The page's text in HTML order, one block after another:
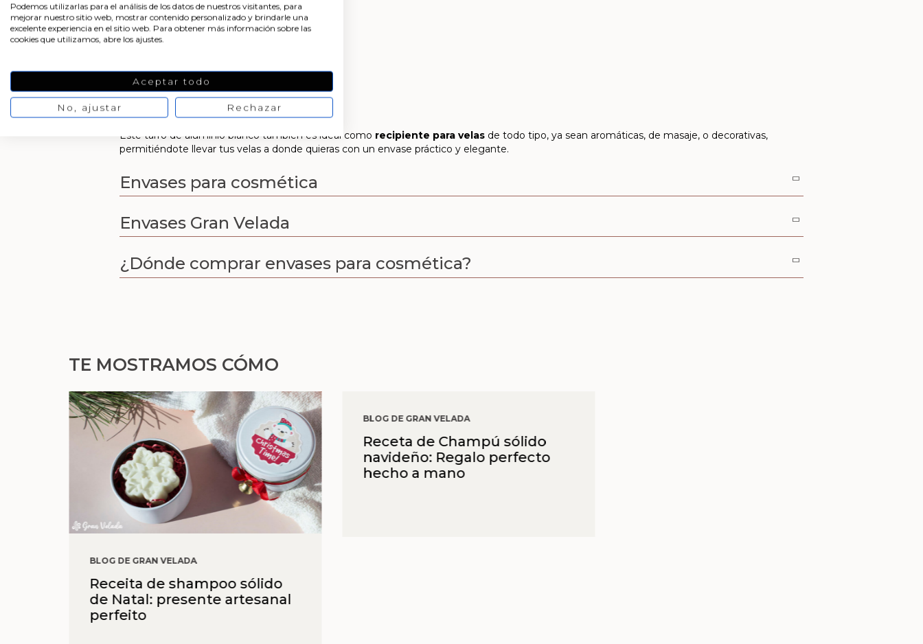
Exfoliante casero
Manteca hidratante
Champú sólido
Aceites corporales
Cremas hidratantes
Este tarro de aluminio blanco también es ideal como recipiente para velas de todo tipo, ya sean aromáticas, de masaje, o decorativas,
permitiéndote llevar tus velas a donde quieras con un envase práctico y elegante.
Envases para cosmética
Envases Gran Velada
¿Dónde comprar envases para cosmética?
TE MOSTRAMOS CÓMO
BLOG DE GRAN VELADA
Receita de shampoo sólido
de Natal: presente artesanal
perfeito
BLOG DE GRAN VELADA
Receta de Champú sólido
navideño: Regalo perfecto
hecho a mano
Podemos utilizarlas para el análisis de los datos de nuestros visitantes, para
mejorar nuestro sitio web, mostrar contenido personalizado y brindarle una
excelente experiencia en el sitio web. Para obtener más información sobre las
cookies que utilizamos, abre los ajustes.
Aceptar todo
No, ajustar Rechazar